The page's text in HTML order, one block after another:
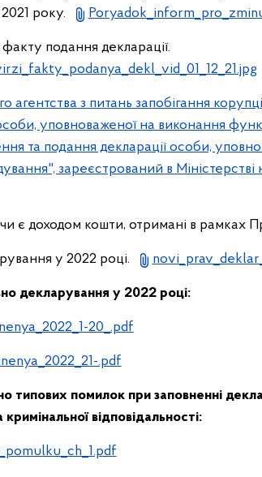
року.
факту подання декларації.
агентства з питань запобігання
уповноваженої на виконання
та подання декларації особи,
зареєстрований в
є доходом кошти, отримані в рамках
у 2022 році.
декларування у 2022 році:
20_.pdf
.pdf
типових помилок при заповненні
кримінальної відповідальності: